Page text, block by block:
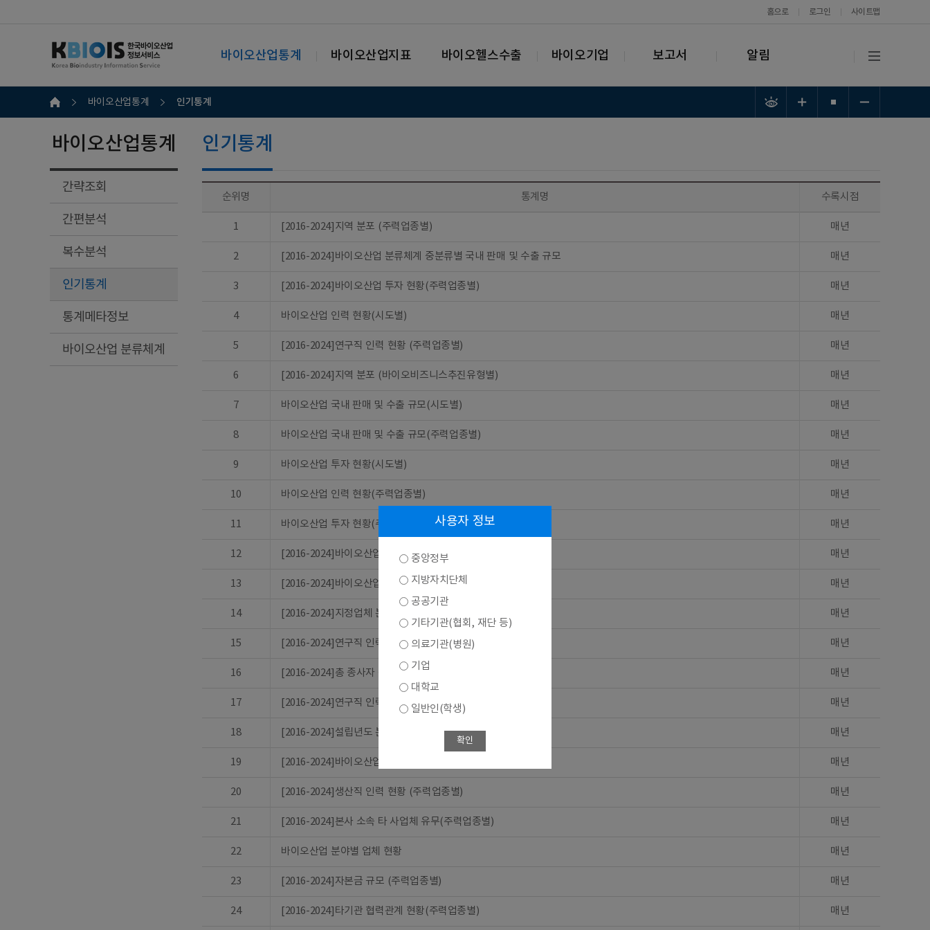
홈으로 로그인 사이트맵
바이오산업통계 바이오산업지표 바이오헬스수출 바이오기업 보고서 알림
바이오산업통계 인기통계
바이오산업통계
간략조회
간편분석
복수분석
인기통계
통계메타정보
바이오산업 분류체계
인기통계
순위명 통계명 수록시점
1 [2016-2024]지역 분포 (주력업종별) 매년
2 [2016-2024]바이오산업 분류체계 중분류별 국내 판매 및 수출 규모 매년
3 [2016-2024]바이오산업 투자 현황(주력업종별) 매년
4 바이오산업 인력 현황(시도별) 매년
5 [2016-2024]연구직 인력 현황 (주력업종별) 매년
6 [2016-2024]지역 분포 (바이오비즈니스추진유형별) 매년
7 바이오산업 국내 판매 및 수출 규모(시도별) 매년
8 바이오산업 국내 판매 및 수출 규모(주력업종별) 매년
9 바이오산업 투자 현황(시도별) 매년
10 바이오산업 인력 현황(주력업종별) 매년
11 바이오산업 투자 현황(주력업종별) 매년
12 [2016-2024]바이오산업 분류체계 중분류별 수입 규모 매년
13 [2016-2024]바이오산업 투자 현황(바이오비즈니스추진유형별) 매년
14 [2016-2024]지정업체 분포 (주력업종별) 매년
15 [2016-2024]연구직 인력 현황 (종사자규모별) 매년
16 [2016-2024]총 종사자 규모 분포 (주력업종별) 매년
17 [2016-2024]연구직 인력 현황 (바이오비즈니스추진유형별) 매년
18 [2016-2024]설립년도 분포 (주력업종별) 매년
19 [2016-2024]바이오산업 투자 현황(종사자규모별) 매년
20 [2016-2024]생산직 인력 현황 (주력업종별) 매년
21 [2016-2024]본사 소속 타 사업체 유무(주력업종별) 매년
22 바이오산업 분야별 업체 현황 매년
23 [2016-2024]자본금 규모 (주력업종별) 매년
24 [2016-2024]타기관 협력관계 현황(주력업종별) 매년
사용자 정보
중앙정부
지방자치단체
공공기관
기타기관(협회, 재단 등)
의료기관(병원)
기업
대학교
일반인(학생)
확인